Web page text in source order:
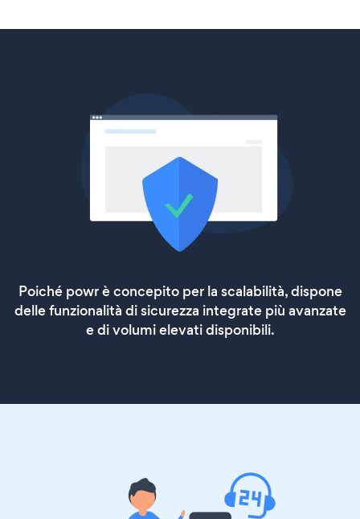
Poiché powr è concepito per la scalabilità, dispone
delle funzionalità di sicurezza integrate più avanzate
e di volumi elevati disponibili.